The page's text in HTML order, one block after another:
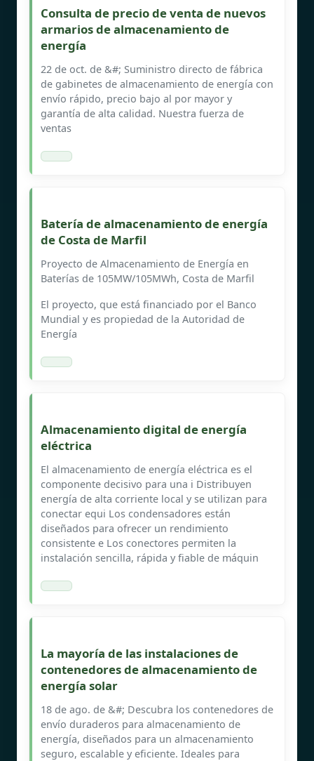
Consulta de precio de venta de nuevos
armarios de almacenamiento de
energía
22 de oct. de &#; Suministro directo de fábrica
de gabinetes de almacenamiento de energía con
envío rápido, precio bajo al por mayor y
garantía de alta calidad. Nuestra fuerza de
ventas
Batería de almacenamiento de energía
de Costa de Marfil
Proyecto de Almacenamiento de Energía en
Baterías de 105MW/105MWh, Costa de Marfil
El proyecto, que está financiado por el Banco
Mundial y es propiedad de la Autoridad de
Energía
Almacenamiento digital de energía
eléctrica
El almacenamiento de energía eléctrica es el
componente decisivo para una i Distribuyen
energía de alta corriente local y se utilizan para
conectar equi Los condensadores están
diseñados para ofrecer un rendimiento
consistente e Los conectores permiten la
instalación sencilla, rápida y fiable de máquin
La mayoría de las instalaciones de
contenedores de almacenamiento de
energía solar
18 de ago. de &#; Descubra los contenedores de
envío duraderos para almacenamiento de
energía, diseñados para un almacenamiento
seguro, escalable y eficiente. Ideales para